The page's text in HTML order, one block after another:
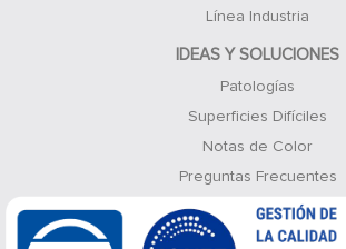
Línea Industria
IDEAS Y SOLUCIONES
Patologías
Superficies Difíciles
Notas de Color
Preguntas Frecuentes